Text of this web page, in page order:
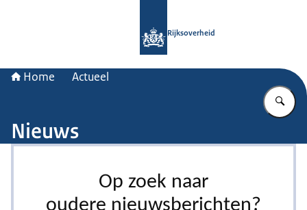
Rijksoverheid
Home Actueel
Nieuws